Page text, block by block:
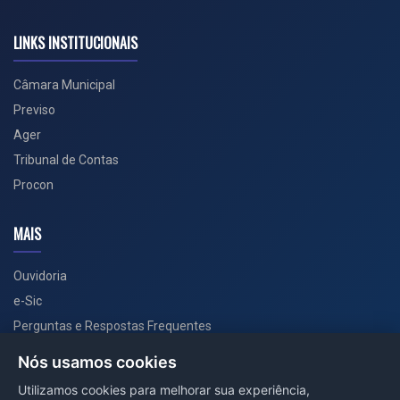
LINKS INSTITUCIONAIS
Câmara Municipal
Previso
Ager
Tribunal de Contas
Procon
MAIS
Ouvidoria
e-Sic
Perguntas e Respostas Frequentes
Nós usamos cookies
Utilizamos cookies para melhorar sua experiência,